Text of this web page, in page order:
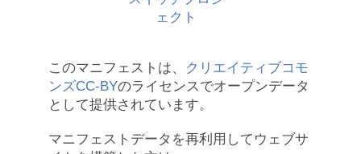
このマニフェストは、
クリエイティブコモ
ンズCC-BYのライセンスでオープンデータ
として提供されています。
マニフェストデータを再利用してウェブサ